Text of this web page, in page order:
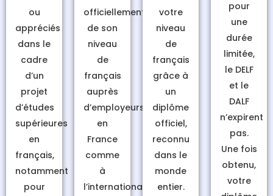
ou
appréciés
dans le
cadre
d’un
projet
d’études
supérieures
en
français,
notamment
pour
officiellement
de son
niveau
de
français
auprès
d’employeurs,
en
France
comme
à
l’international.
votre
niveau
de
français
grâce à
un
diplôme
officiel,
reconnu
dans le
monde
entier.
pour
une
durée
limitée,
le DELF
et le
DALF
n’expirent
pas.
Une fois
obtenu,
votre